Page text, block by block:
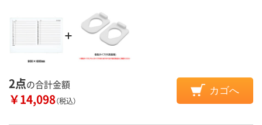
2点の合計金額
￥14,098（税込）
カゴへ